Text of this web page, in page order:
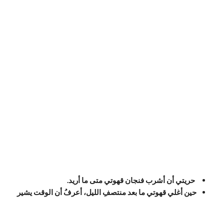
حريتي أن أشرب فنجان قهوتي متى ما أريد.
حين أغلي قهوتي ما بعد منتصفِ الليل، أعرفُ أن الوقت يشير